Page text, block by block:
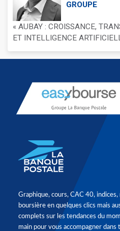
GROUPE
« AUBAY : CROISSANCE,
ET INTELLIGENCE
Graphique, cours, CAC 40,
boursière en quelques clics mais
complets sur les tendances du
main pour vous accompagner